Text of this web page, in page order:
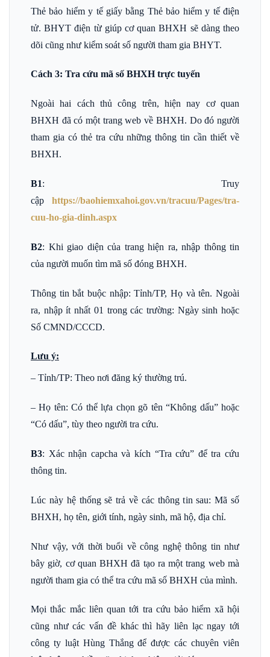
Thẻ bảo hiểm y tế giấy bằng Thẻ bảo hiểm y tế điện
tử. BHYT điện từ giúp cơ quan BHXH sẽ dàng theo
dõi cũng như kiểm soát số người tham gia BHYT.
Cách 3: Tra cứu mã số BHXH trực tuyến
Ngoài hai cách thủ công trên, hiện nay cơ quan
BHXH đã có một trang web về BHXH. Do đó người
tham gia có thẻ tra cứu những thông tin cần thiết về
BHXH.
B1: Truy
cập https://baohiemxahoi.gov.vn/tracuu/Pages/tra-
cuu-ho-gia-dinh.aspx
B2: Khi giao diện của trang hiện ra, nhập thông tin
của người muốn tìm mã số đóng BHXH.
Thông tin bắt buộc nhập: Tỉnh/TP, Họ và tên. Ngoài
ra, nhập ít nhất 01 trong các trường: Ngày sinh hoặc
Số CMND/CCCD.
Lưu ý:
– Tỉnh/TP: Theo nơi đăng ký thường trú.
– Họ tên: Có thể lựa chọn gõ tên “Không dấu” hoặc
“Có dấu”, tùy theo người tra cứu.
B3: Xác nhận capcha và kích “Tra cứu” để tra cứu
thông tin.
Lúc này hệ thống sẽ trả về các thông tin sau: Mã số
BHXH, họ tên, giới tính, ngày sinh, mã hộ, địa chỉ.
Như vậy, với thời buổi về công nghệ thông tin như
bây giờ, cơ quan BHXH đã tạo ra một trang web mà
người tham gia có thể tra cứu mã số BHXH của mình.
Mọi thắc mắc liên quan tới tra cứu bảo hiểm xã hội
cũng như các vấn đề khác thì hãy liên lạc ngay tới
công ty luật Hùng Thắng để được các chuyên viên